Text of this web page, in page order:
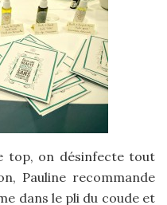
top, on désinfecte tout
Pauline recommande
dans le pli du coude et